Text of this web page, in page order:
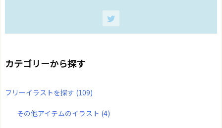
カテゴリーから探す
フリーイラストを探す (109)
その他アイテムのイラスト (4)